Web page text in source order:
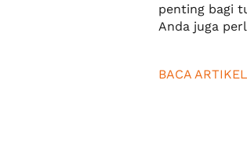
penting bagi
Anda juga
rutin
BACA ARTIKEL